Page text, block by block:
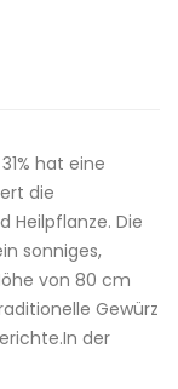
hat eine
die
Heilpflanze. Die
sonniges,
von 80 cm
Gewürz
der